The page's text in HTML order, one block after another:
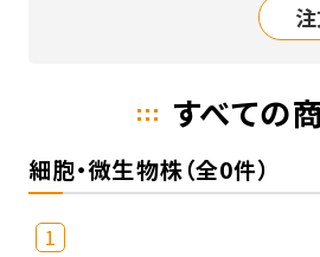
すべての
細胞・微生物株（全0件）
1